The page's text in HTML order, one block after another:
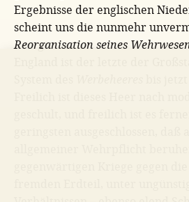
Ergebnisse der englischen
scheint uns die nunmehr
Reorganisation seines